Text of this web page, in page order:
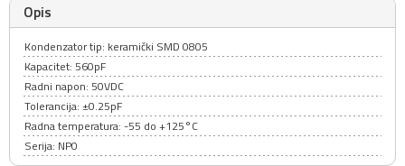
Opis
Kondenzator tip: keramički SMD 0805
Kapacitet: 560pF
Radni napon: 50VDC
Tolerancija: ±0.25pF
Radna temperatura: -55 do +125°C
Serija: NP0